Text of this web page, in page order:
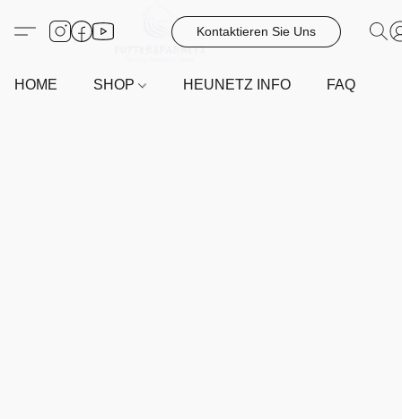
Kontaktieren Sie Uns
HOME SHOP HEUNETZ INFO FAQ